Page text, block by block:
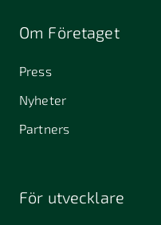
Om Företaget
Press
Nyheter
Partners
För utvecklare